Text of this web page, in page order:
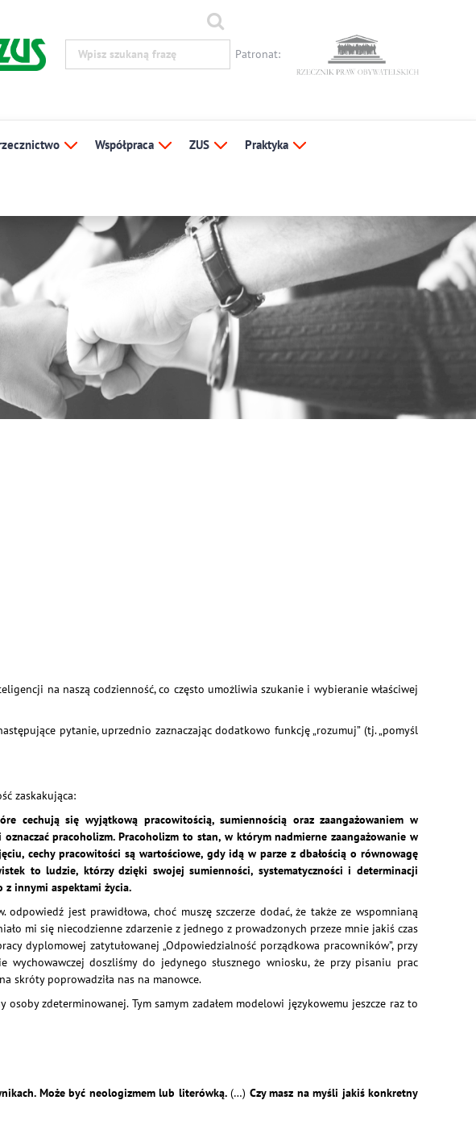
Patronat:
Współpraca ZUS Praktyka
na naszą codzienność, co często umożliwia szukanie i wybieranie właściwej
pytanie, uprzednio zaznaczając dodatkowo funkcję „rozumuj” (tj. „pomyśl
zaskakująca:
cechują się wyjątkową pracowitością, sumiennością oraz zaangażowaniem w
pracoholizm. Pracoholizm to stan, w którym nadmierne zaangażowanie w
cechy pracowitości są wartościowe, gdy idą w parze z dbałością o równowagę
to ludzie, którzy dzięki swojej sumienności, systematyczności i determinacji
z innymi aspektami życia.
jest prawidłowa, choć muszę szczerze dodać, że także ze wspomnianą
mi się niecodzienne zdarzenie z jednego z prowadzonych przeze mnie jakiś czas
dyplomowej zatytułowanej „Odpowiedzialność porządkowa pracowników”, przy
doszliśmy do jedynego słusznego wniosku, że przy pisaniu prac
skróty poprowadziła nas na manowce.
zdeterminowanej. Tym samym zadałem modelowi językowemu jeszcze raz to
Może być neologizmem lub literówką.(…) Czy masz na myśli jakiś konkretny